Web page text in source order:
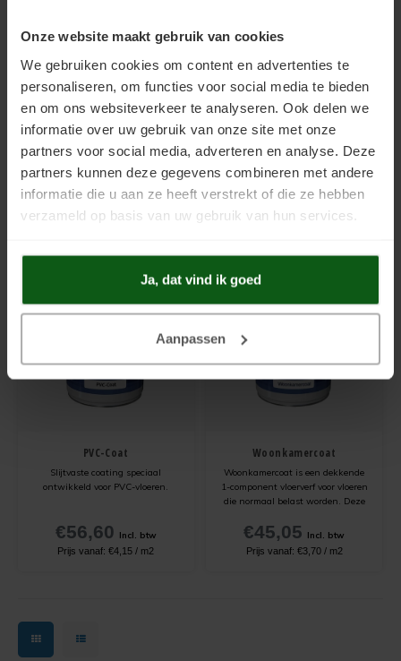
Onze website maakt gebruik van cookies
We gebruiken cookies om content en advertenties te
personaliseren, om functies voor social media te bieden
en om ons websiteverkeer te analyseren. Ook delen we
informatie over uw gebruik van onze site met onze
partners voor social media, adverteren en analyse. Deze
partners kunnen deze gegevens combineren met andere
informatie die u aan ze heeft verstrekt of die ze hebben
verzameld op basis van uw gebruik van hun services.
Ja, dat vind ik goed
Aanpassen
Gietvloercoat
Dekkende 2-component
vloercoating voor zwaarbelaste
hout, tegels en natuursteen.
vloerverwarming.
Prijs vanaf:€4,56/m2
Linoleumcoat
Slijtvaste coating speciaal
ontwikkeld voor Linoleumvloeren.
Prijs vanaf:€4,15/m2
PVC-Coat
Slijtvaste coating speciaal
ontwikkeld voor PVC-vloeren.
€56,60 Incl. btw
Prijs vanaf: €4,15 / m2
Woonkamercoat
Woonkamercoat is een dekkende
1-component vloerverf voor vloeren
die normaal belast worden. Deze
worden toegepast op vrijwel alle
vloertypen, zoals beton,
steenachtige ondergronden en
€45,05 Incl. btw
Prijs vanaf: €3,70 / m2